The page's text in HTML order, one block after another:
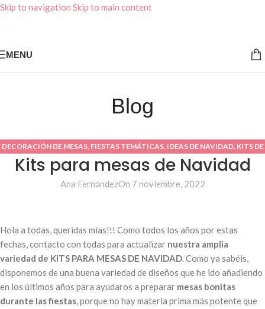
Skip to navigation Skip to main content
MENU
Blog
DECORACIÓN DE MESAS, FIESTAS TEMÁTICAS, IDEAS DE NAVIDAD, KITS DE
FIESTA, MIS TRABAJOS
Kits para mesas de Navidad
Ana FernándezOn 7 noviembre, 2022
Hola a todas, queridas mías!!! Como todos los años por estas
fechas, contacto con todas para actualizar nuestra amplia
variedad de KITS PARA MESAS DE NAVIDAD. Como ya sabéis,
disponemos de una buena variedad de diseños que he ido añadiendo
en los últimos años para ayudaros a preparar mesas bonitas
durante las fiestas, porque no hay materia prima más potente que